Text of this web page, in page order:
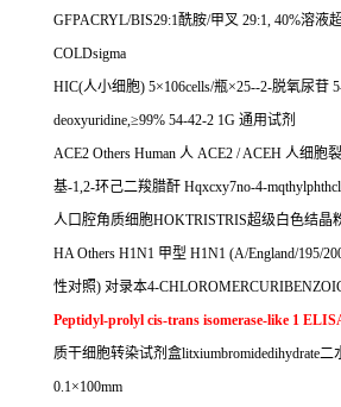
GFPACRYL/BIS29:1酰胺/甲叉 29:1, 40%溶液
COLDsigma
HIC(人小细胞) 5×106cells/瓶×25--2-脱氧尿苷
deoxyuridine,≥99% 54-42-2 1G 通用试剂
ACE2 Others Human 人 ACE2 / ACEH 人细胞
基-1,2-环己二羧腊酐 Hqxcxy7no-4-
人口腔角质细胞HOKTRISTRIS超级白色结晶
HA Others H1N1 甲型 H1N1 (A/England/195/
性对照) 对录本4-
Peptidyl-prolyl cis-trans isomerase-like 1
质干细胞转染试剂盒litxiumbromidedihydrate二
0.1×100mm